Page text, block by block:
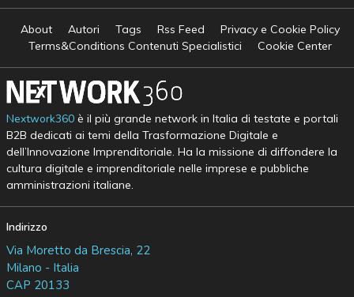
About Autori Tags Rss Feed
Privacy e Cookie Policy
Terms&Conditions Contenuti Specialistici
Cookie Center
Nextwork360è il più grande network in Italia di testate e portali
B2B dedicati ai temi della Trasformazione Digitale e
dell’Innovazione Imprenditoriale. Ha la missione di diffondere la
cultura digitale e imprenditoriale nelle imprese e pubbliche
amministrazioni italiane.
Indirizzo
Via Moretto da Brescia, 22
Milano - Italia
CAP 20133